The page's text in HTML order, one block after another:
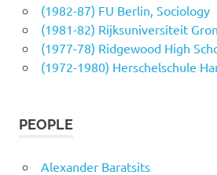
(1982-87) FU Berlin, Sociology
(1981-82) Rijksuniversiteit
(1977-78) Ridgewood High
(1972-1980) Herschelschule
PEOPLE
Alexander Baratsits